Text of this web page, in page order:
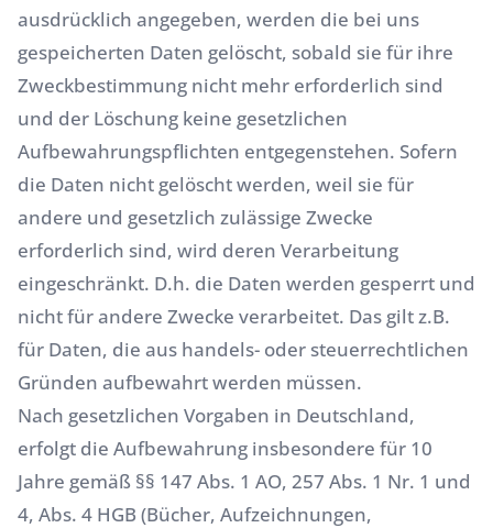
ausdrücklich angegeben, werden die bei uns
gespeicherten Daten gelöscht, sobald sie für ihre
Zweckbestimmung nicht mehr erforderlich sind
und der Löschung keine gesetzlichen
Aufbewahrungspflichten entgegenstehen. Sofern
die Daten nicht gelöscht werden, weil sie für
andere und gesetzlich zulässige Zwecke
erforderlich sind, wird deren Verarbeitung
eingeschränkt. D.h. die Daten werden gesperrt und
nicht für andere Zwecke verarbeitet. Das gilt z.B.
für Daten, die aus handels- oder steuerrechtlichen
Gründen aufbewahrt werden müssen.
Nach gesetzlichen Vorgaben in Deutschland,
erfolgt die Aufbewahrung insbesondere für 10
Jahre gemäß §§ 147 Abs. 1 AO, 257 Abs. 1 Nr. 1 und
4, Abs. 4 HGB (Bücher, Aufzeichnungen,